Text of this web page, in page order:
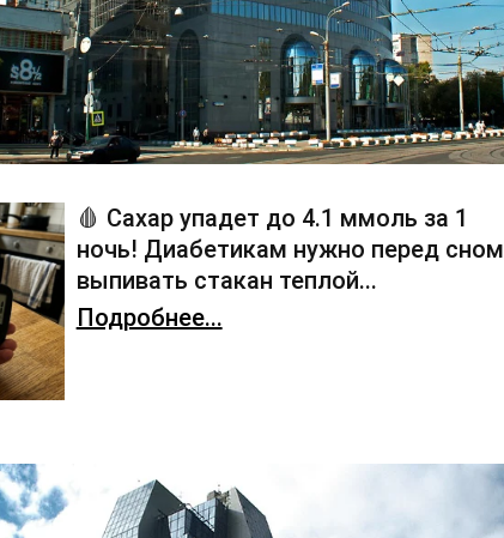
🩸 Сахар упадет до 4.1 ммоль за 1
ночь! Диабетикам нужно перед сном
выпивать стакан теплой...
Подробнее...